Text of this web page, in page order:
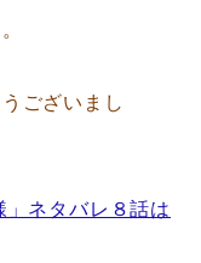
ございまし
」ネタバレ８話は